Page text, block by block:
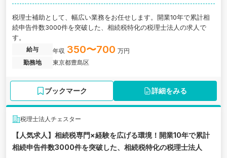
税理士補助として、幅広い業務をお任せします。開業10年で累計相
続申告件数3000件を突破した、相続税特化の税理士法人の求人で
す。
給与 年収 350〜700 万円
勤務地
東京都豊島区
ブックマーク 詳細をみる
税理士法人チェスター
【人気求人】相続税専門×経験を広げる環境！開業10年で累計
相続申告件数3000件を突破した、相続税特化の税理士法人